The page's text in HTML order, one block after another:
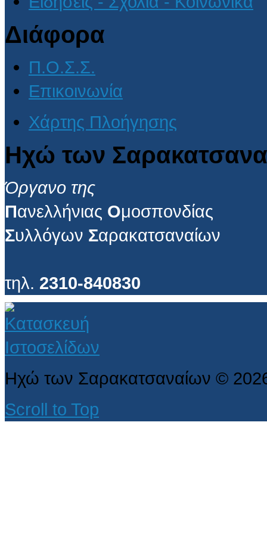
Διάφορα
Π.Ο.Σ.Σ.
Επικοινωνία
Χάρτης Πλοήγησης
Ηχώ των
Όργανο της
Πανελλήνιας Ομοσπονδίας
Συλλόγων Σαρακατσαναίων
τηλ. 2310-840830
Ηχώ των Σαρακατσαναίων ©
Scroll to Top